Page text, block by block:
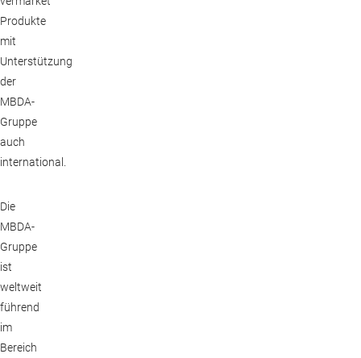
Produkte
mit
Unterstützung
der
MBDA-
Gruppe
auch
international.
Die
MBDA-
Gruppe
ist
weltweit
führend
im
Bereich